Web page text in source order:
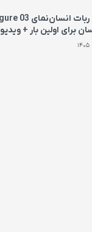
برای اولین بار + ویدیو